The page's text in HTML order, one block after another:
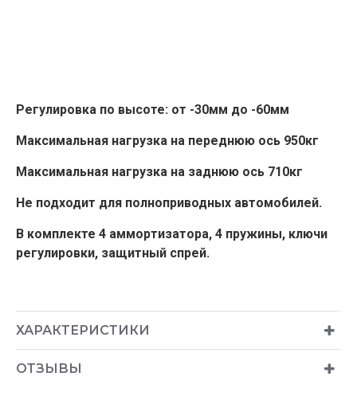
Регулировка по высоте: от -30мм до -60мм
Максимальная нагрузка на переднюю ось 950кг
Максимальная нагрузка на заднюю ось 710кг
Не подходит для полноприводных автомобилей.
В комплекте 4 аммортизатора, 4 пружины, ключи
регулировки, защитный спрей.
ХАРАКТЕРИСТИКИ
ОТЗЫВЫ